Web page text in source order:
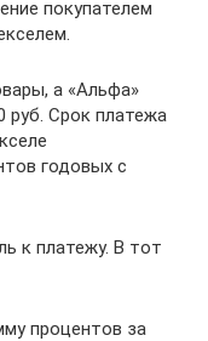
покупателем
а «Альфа»
руб. Срок платежа
годовых с
к платежу. В тот
процентов за